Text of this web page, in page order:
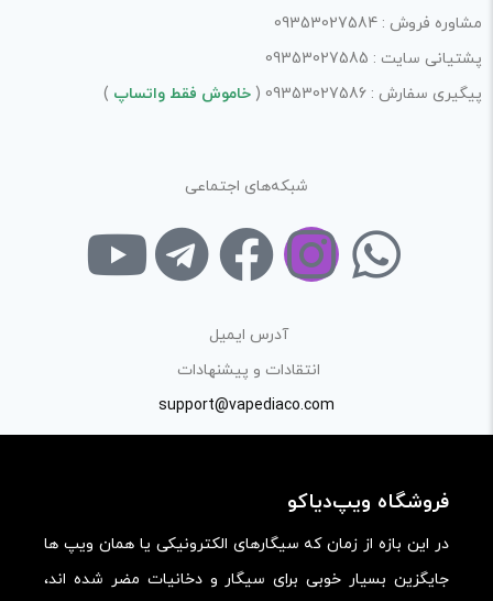
خودتان مثل شماره تماس، ایمیل و آی‌دی شبکه‌های اجتماعی
پرهیز کنید.
در نظر داشته باشید هدف نهایی از ارائه‌ی نظر درباره‌ی کالا
با توجه به ساختار بخش نظرات، از پرسیدن سوال یا درخواست
راهنمایی در این بخش خودداری کرده و سوالات خود را در بخش
«پرسش و پاسخ» مطرح کنید.
امکانات و قابلیت ها:
مشاوره فروش : 09353027584
پشتیانی سایت : 09353027585
پیگیری سفارش : 09353027586 (
خاموش فقط واتساپ )
شبکه‌های اجتماعی
آدرس ایمیل
انتقادات و پیشنهادات
support@vapediaco.com
فروشگاه ویپ‌دیاکو
در این بازه از زمان که سیگارهای الکترونیکی یا همان ویپ ها
جایگزین بسیار خوبی برای سیگار و دخانیات مضر شده اند،